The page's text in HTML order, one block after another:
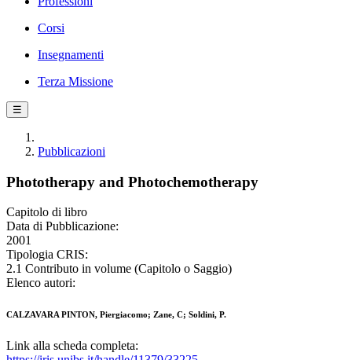
Corsi
Insegnamenti
Terza Missione
☰
Pubblicazioni
Phototherapy and Photochemotherapy
Capitolo di libro
Data di Pubblicazione:
2001
Tipologia CRIS:
2.1 Contributo in volume (Capitolo o Saggio)
Elenco autori:
CALZAVARA PINTON, Piergiacomo; Zane, C; Soldini, P.
Link alla scheda completa: